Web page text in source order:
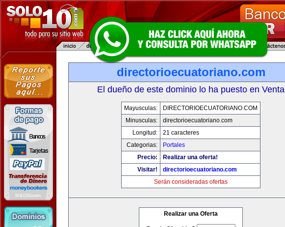
directorioecuatoriano.com
El dueño de este dominio lo ha puesto en Venta
Mayusculas:
DIRECTORIOECUATORIANO.COM
Minusculas:
directorioecuatoriano.com
Longitud:
21 caracteres
Categorias:
Portales
Precio:
Realizar una oferta!
Visitar!
directorioecuatoriano.com
Serán consideradas ofertas
Realizar una Oferta